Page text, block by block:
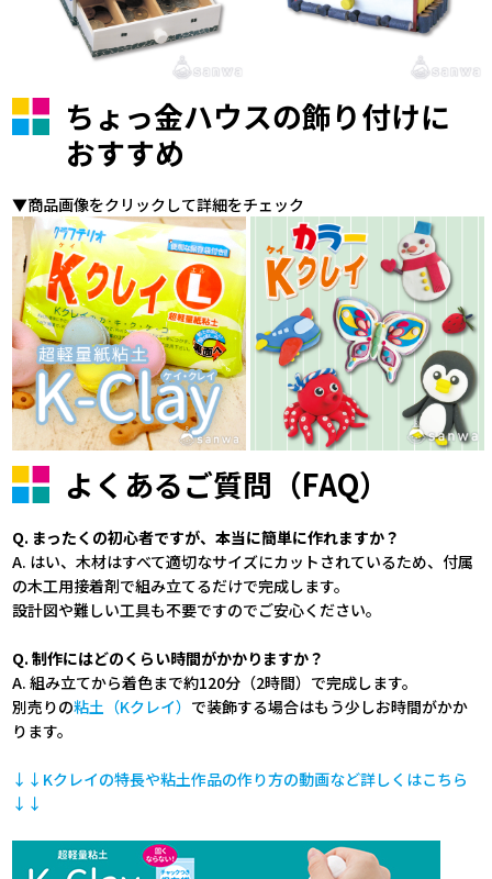
ちょっ金ハウスの飾り付けに
おすすめ
▼商品画像をクリックして詳細をチェック
よくあるご質問（FAQ）
Q. まったくの初心者ですが、本当に簡単に作れますか？
A. はい、木材はすべて適切なサイズにカットされているため、付属
の木工用接着剤で組み立てるだけで完成します。
設計図や難しい工具も不要ですのでご安心ください。
Q. 制作にはどのくらい時間がかかりますか？
A. 組み立てから着色まで約120分（2時間）で完成します。
別売りの粘土（Kクレイ） で装飾する場合はもう少しお時間がかか
ります。
↓↓Kクレイの特長や粘土作品の作り方の動画など詳しくはこちら
↓ ↓